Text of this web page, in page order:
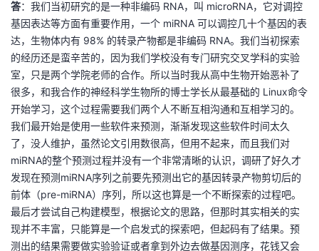
博
客
的
论
坛
我
的
圈
子
我
的
直
播
我
的
活
动
我
的
关
注
堂
我
的
课
程
我
的
认
证
我
的
实
验
我
的
收
我
的
技
术
支
持
我
的
云
声
建
议
答：我们当初研究的是一种非编码 RNA，叫 microRNA，它对调控
基因表达等方面有重要作用，一个 miRNA 可以调控几十个基因的表
达，生物体内有 98% 的转录产物都是非编码 RNA。我们当初探索
的经历还是蛮辛苦的，因为我们学校没有专门研究交叉学科的实验
室，只是两个学院老师的合作。所以当时我从高中生物开始恶补了
很多，和我合作的神经科学生物所的博士学长从最基础的 Linux命令
开始学习，这个过程需要我们两个人不断互相沟通和互相学习的。
我们最开始是使用一些软件来预测，渐渐发现这些软件时间太久
了，没人维护，虽然论文引用数很高，但用不起来，而且我们对
miRNA的整个预测过程并没有一个非常清晰的认识，调研了好久才
发现在预测miRNA序列之前要先预测出它的基因转录产物剪切后的
前体（pre-miRNA）序列，所以这也算是一个不断探索的过程吧。
最后才尝试自己构建模型，根据论文的思路，但那时其实相关的实
现并不丰富，只能算是一个启发式的探索吧，但起码有了结果。预
测出的结果需要做实验验证或者拿到外边去做基因测序，花钱又会